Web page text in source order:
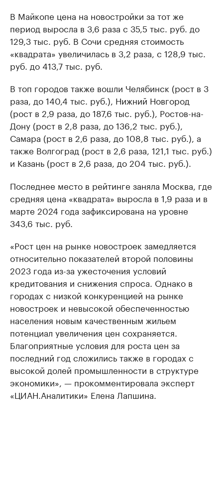
В Майкопе цена на новостройки за тот же
период выросла в 3,6 раза с 35,5 тыс. руб. до
129,3 тыс. руб. В Сочи средняя стоимость
«квадрата» увеличилась в 3,2 раза, с 128,9 тыс.
руб. до 413,7 тыс. руб.
В топ городов также вошли Челябинск (рост в 3
раза, до 140,4 тыс. руб.), Нижний Новгород
(рост в 2,9 раза, до 187,6 тыс. руб.), Ростов-на-
Дону (рост в 2,8 раза, до 136,2 тыс. руб.),
Самара (рост в 2,6 раза, до 108,8 тыс. руб.), а
также Волгоград (рост в 2,6 раза, 121,1 тыс. руб.)
и Казань (рост в 2,6 раза, до 204 тыс. руб.).
Последнее место в рейтинге заняла Москва, где
средняя цена «квадрата» выросла в 1,9 раза и в
марте 2024 года зафиксирована на уровне
343,6 тыс. руб.
«Рост цен на рынке новостроек замедляется
относительно показателей второй половины
2023 года из-за ужесточения условий
кредитования и снижения спроса. Однако в
городах с низкой конкуренцией на рынке
новостроек и невысокой обеспеченностью
населения новым качественным жильем
потенциал увеличения цен сохраняется.
Благоприятные условия для роста цен за
последний год сложились также в городах с
высокой долей промышленности в структуре
экономики», — прокомментировала эксперт
«ЦИАН.Аналитики» Елена Лапшина.